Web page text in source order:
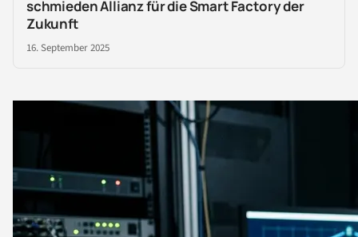
schmieden Allianz für die Smart Factory der
Zukunft
16. September 2025